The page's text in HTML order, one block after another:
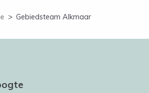
> Gebiedsteam Alkmaar